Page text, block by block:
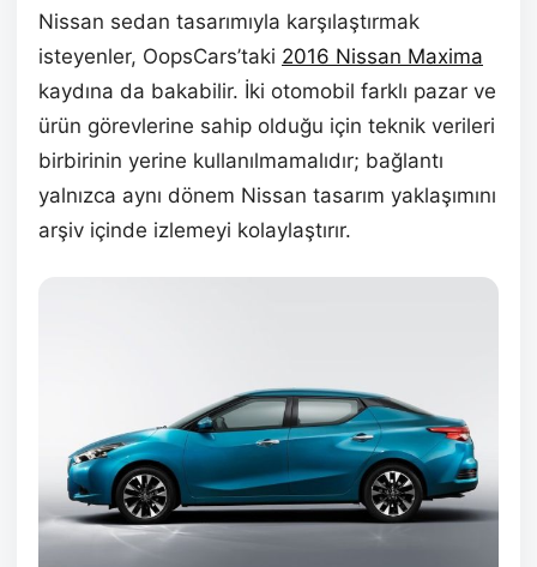
Nissan sedan tasarımıyla karşılaştırmak
isteyenler, OopsCars’taki 2016 Nissan Maxima
kaydına da bakabilir. İki otomobil farklı pazar ve
ürün görevlerine sahip olduğu için teknik verileri
birbirinin yerine kullanılmamalıdır; bağlantı
yalnızca aynı dönem Nissan tasarım yaklaşımını
arşiv içinde izlemeyi kolaylaştırır.